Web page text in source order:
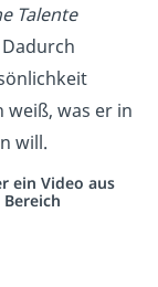
Talente
Dadurch
weiß, was er in
will.
ein Video aus